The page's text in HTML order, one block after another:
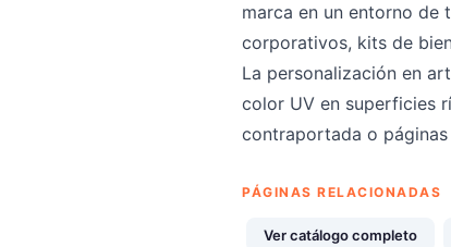
marca en un entorno de
corporativos, kits de
La personalización en
color UV en superficies
contraportada o páginas
PÁGINAS RELACIONADAS
Ver catálogo completo